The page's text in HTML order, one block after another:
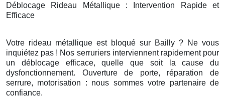
Déblocage Rideau Métallique : Intervention Rapide et
Efficace
Votre rideau métallique est bloqué sur Bailly ? Ne vous
inquiétez pas ! Nos serruriers interviennent rapidement pour
un déblocage efficace, quelle que soit la cause du
dysfonctionnement. Ouverture de porte, réparation de
serrure, motorisation : nous sommes votre partenaire de
confiance.